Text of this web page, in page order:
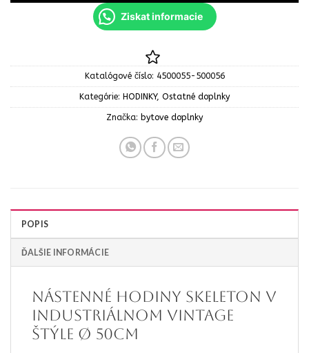
Ziskat informacie
Katalógové číslo: 4500055-500056
Kategórie: HODINKY, Ostatné doplnky
Značka: bytove doplnky
POPIS
ĎALŠIE INFORMÁCIE
Nástenné hodiny Skeleton v
industriálnom vintage
štýle Ø 50cm